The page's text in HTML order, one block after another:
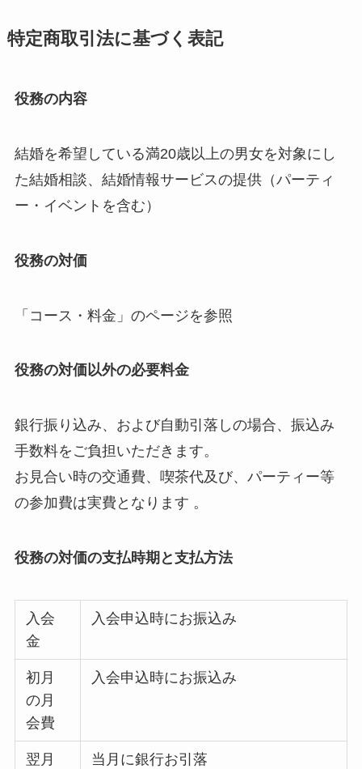
特定商取引法に基づく表記
役務の内容
結婚を希望している満20歳以上の男女を対象にし
た結婚相談、結婚情報サービスの提供（パーティ
ー・イベントを含む）
役務の対価
「コース・料金」のページを参照
役務の対価以外の必要料金
銀行振り込み、および自動引落しの場合、振込み
手数料をご負担いただきます。
お見合い時の交通費、喫茶代及び、パーティー等
の参加費は実費となります 。
役務の対価の支払時期と支払方法
入会
金
入会申込時にお振込み
初月
の月
会費
入会申込時にお振込み
翌月
当月に銀行お引落